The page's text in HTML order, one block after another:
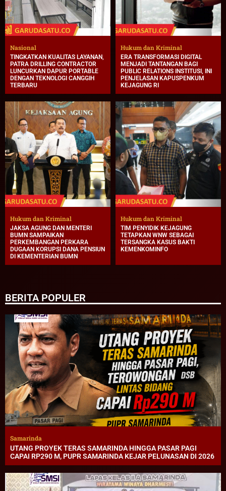
Nasional
TINGKATKAN KUALITAS LAYANAN,
PATRA DRILLING CONTRACTOR
LUNCURKAN DAPUR PORTABLE
DENGAN TEKNOLOGI CANGGIH
TERBARU
Hukum dan Kriminal
ERA TRANSFORMASI DIGITAL
MENJADI TANTANGAN BAGI
PUBLIC RELATIONS INSTITUSI, INI
PENJELASAN KAPUSPENKUM
KEJAGUNG RI
Hukum dan Kriminal
JAKSA AGUNG DAN MENTERI
BUMN SAMPAIKAN
PERKEMBANGAN PERKARA
DUGAAN KORUPSI DANA PENSIUN
DI KEMENTERIAN BUMN
Hukum dan Kriminal
TIM PENYIDIK KEJAGUNG
TETAPKAN WNW SEBAGAI
TERSANGKA KASUS BAKTI
KEMENKOMINFO
BERITA POPULER
Samarinda
UTANG PROYEK TERAS SAMARINDA HINGGA PASAR PAGI
CAPAI RP290 M, PUPR SAMARINDA KEJAR PELUNASAN DI 2026